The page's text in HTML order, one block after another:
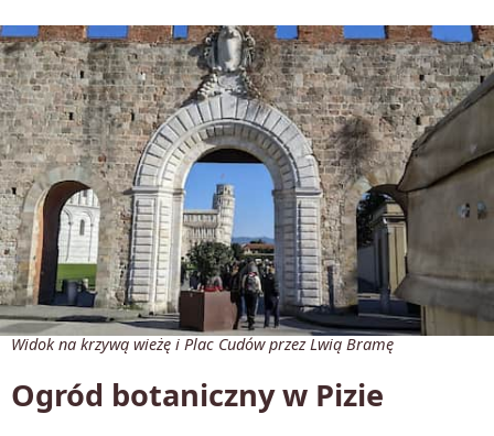
Widok na krzywą wieżę i Plac Cudów przez Lwią Bramę
Ogród botaniczny w Pizie